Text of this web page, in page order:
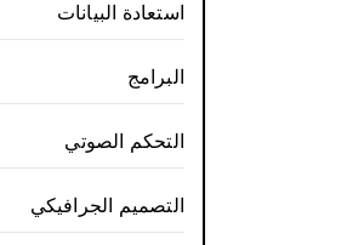
استعادة البيانات
البرامج
التحكم الصوتي
التصميم الجرافيكي